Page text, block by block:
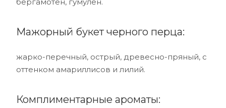
Мажорный букет черного перца:
жарко-перечный, острый, древесно-пряный, с
оттенком амариллисов и лилий.
Комплиментарные ароматы: